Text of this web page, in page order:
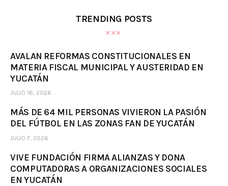
TRENDING POSTS
AVALAN REFORMAS CONSTITUCIONALES EN
MATERIA FISCAL MUNICIPAL Y AUSTERIDAD EN
YUCATÁN
JULIO 16, 2026
MÁS DE 64 MIL PERSONAS VIVIERON LA PASIÓN
DEL FÚTBOL EN LAS ZONAS FAN DE YUCATÁN
JULIO 7, 2026
VIVE FUNDACIÓN FIRMA ALIANZAS Y DONA
COMPUTADORAS A ORGANIZACIONES SOCIALES
EN YUCATÁN